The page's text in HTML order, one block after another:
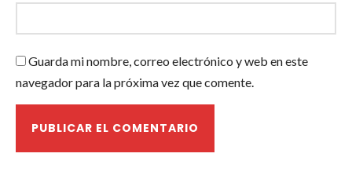
Guarda mi nombre, correo electrónico y web en este
navegador para la próxima vez que comente.